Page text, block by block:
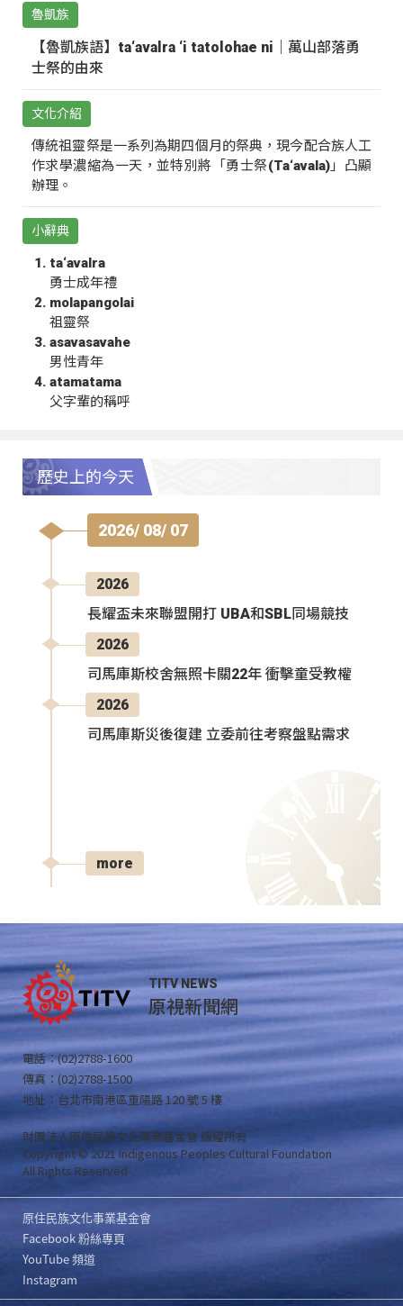
魯凱族
【魯凱族語】ta‘avalra ‘i tatolohae ni｜萬山部落勇
士祭的由來
文化介紹
傳統祖靈祭是一系列為期四個月的祭典，現今配合族人工
作求學濃縮為一天，並特別將「勇士祭(Ta‘avala)」凸顯
辦理。
小辭典
ta‘avalra
勇士成年禮
molapangolai
祖靈祭
asavasavahe
男性青年
atamatama
父字輩的稱呼
歷史上的今天
2026/ 08/ 07
2026
長耀盃未來聯盟開打 UBA和SBL同場競技
2026
司馬庫斯校舍無照卡關22年 衝擊童受教權
2026
司馬庫斯災後復建 立委前往考察盤點需求
more
TITV NEWS
原視新聞網
電話：(02)2788-1600
傳真：(02)2788-1500
地址：台北市南港區重陽路 120 號 5 樓
財團法人原住民族文化事業基金會 版權所有
Copyright © 2021 Indigenous Peoples Cultural Foundation
All Rights Reserved .
原住民族文化事業基金會
Facebook 粉絲專頁
YouTube 頻道
Instagram